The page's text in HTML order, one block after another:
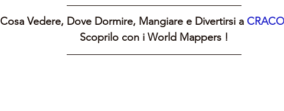
Cosa Vedere, Dove Dormire, Mangiare e Divertirsi a
Scoprilo con i World Mappers !